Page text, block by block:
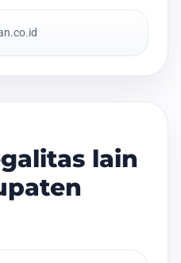
lain